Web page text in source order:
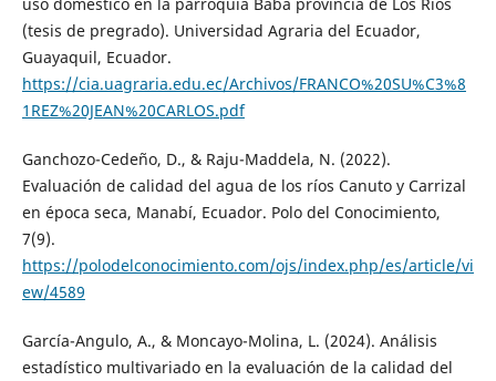
(tesis de pregrado). Universidad Agraria del Ecuador,
Guayaquil, Ecuador.
https://cia.uagraria.edu.ec/Archivos/FRANCO%20SU%C3%8
1REZ%20JEAN%20CARLOS.pdf
Ganchozo-Cedeño, D., & Raju-Maddela, N. (2022).
Evaluación de calidad del agua de los ríos Canuto y Carrizal
en época seca, Manabí, Ecuador. Polo del Conocimiento,
7(9).
https://polodelconocimiento.com/ojs/index.php/es/article/vi
ew/4589
García-Angulo, A., & Moncayo-Molina, L. (2024). Análisis
estadístico multivariado en la evaluación de la calidad del